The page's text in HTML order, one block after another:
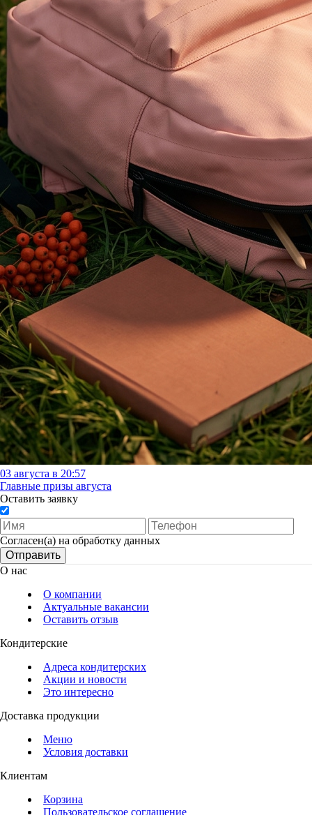
03 августа в 20:57
Главные призы августа
Оставить заявку
Согласен(а) на обработку данных
Отправить
О нас
О компании
Актуальные вакансии
Оставить отзыв
Кондитерские
Адреса кондитерских
Акции и новости
Это интересно
Доставка продукции
Меню
Условия доставки
Клиентам
Корзина
Пользовательское соглашение